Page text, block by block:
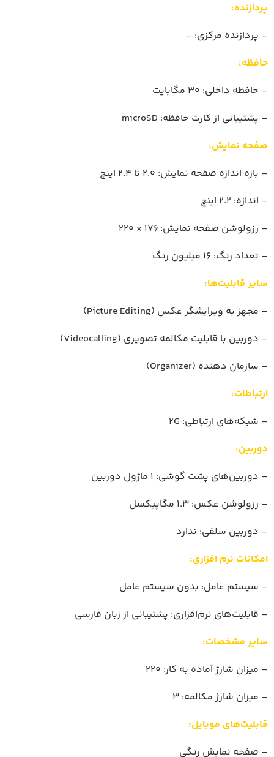
پردازنده:
– پردازنده مرکزی: –
حافظه:
– حافظه داخلی: 30 مگابایت
– پشتیبانی از کارت حافظه: microSD
صفحه نمایش:
– بازه اندازه صفحه نمایش: 2.0 تا 2.4 اینچ
– اندازه: 2.2 اینچ
– رزولوشن صفحه نمایش: 176 × 220
– تعداد رنگ: 16 میلیون رنگ
سایر قابلیت‌ها:
– مجهز به ویرایشگر عکس (Picture Editing)
– دوربین با قابلیت مکالمه تصویری (Videocalling)
– سازمان دهنده (Organizer)
ارتباطات:
– شبکه‌های ارتباطی: 2G
دوربین:
– دوربین‌های پشت گوشی: 1 ماژول دوربین
– رزولوشن عکس: 1.3 مگاپیکسل
– دوربین سلفی: ندارد
امکانات نرم افزاری:
– سیستم عامل: بدون سیستم عامل
– قابلیت‌های نرم‌افزاری: پشتیبانی از زبان فارسی
سایر مشخصات:
– میزان شارژ آماده به کار: 220
– میزان شارژ مکالمه: 3
قابلیت‌های موبایل:
– صفحه نمایش رنگی